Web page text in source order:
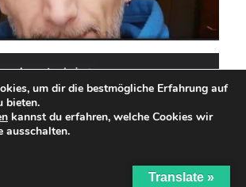
Translate »
um dir die bestmögliche Erfahrung auf
bieten.
kannst du erfahren, welche Cookies wir
ausschalten.